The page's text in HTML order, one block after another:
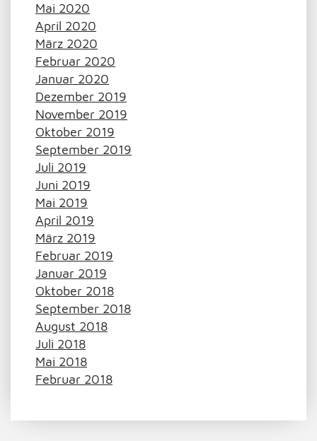
Mai 2020
April 2020
März 2020
Februar 2020
Januar 2020
Dezember 2019
November 2019
Oktober 2019
September 2019
Juli 2019
Juni 2019
Mai 2019
April 2019
März 2019
Februar 2019
Januar 2019
Oktober 2018
September 2018
August 2018
Juli 2018
Mai 2018
Februar 2018